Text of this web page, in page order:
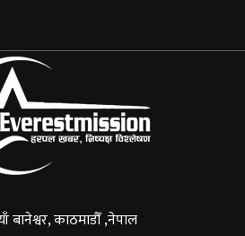
बानेश्वर, काठमाडौँ ,नेपाल